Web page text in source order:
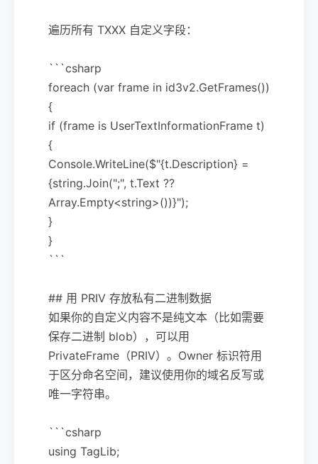
遍历所有 TXXX 自定义字段：
```csharp
foreach (var frame in id3v2.GetFrames())
{
if (frame is UserTextInformationFrame t)
{
Console.WriteLine($"{t.Description} =
{string.Join(";", t.Text ??
Array.Empty<string>())}");
}
}
```
## 用 PRIV 存放私有二进制数据
如果你的自定义内容不是纯文本（比如需要
保存二进制 blob），可以用
PrivateFrame（PRIV）。Owner 标识符用
于区分命名空间，建议使用你的域名反写或
唯一字符串。
```csharp
using TagLib;